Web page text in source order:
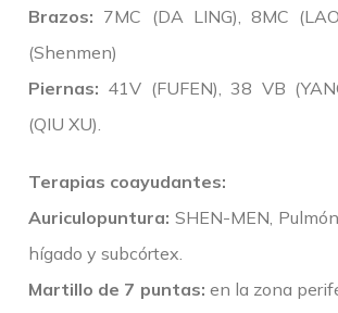
Brazos: 7MC (DA LING), 8MC
(Shenmen)
Piernas: 41V (FUFEN), 38 VB
(QIU XU).
Terapias coayudantes:
Auriculopuntura: SHEN-MEN,
hígado y subcórtex.
Martillo de 7 puntas: en la zona